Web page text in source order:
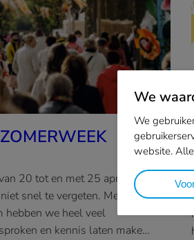
20 tot en met 25 april in
snel te vergeten. Met een
hebben we heel veel
en kennis laten maken
We
We
website.